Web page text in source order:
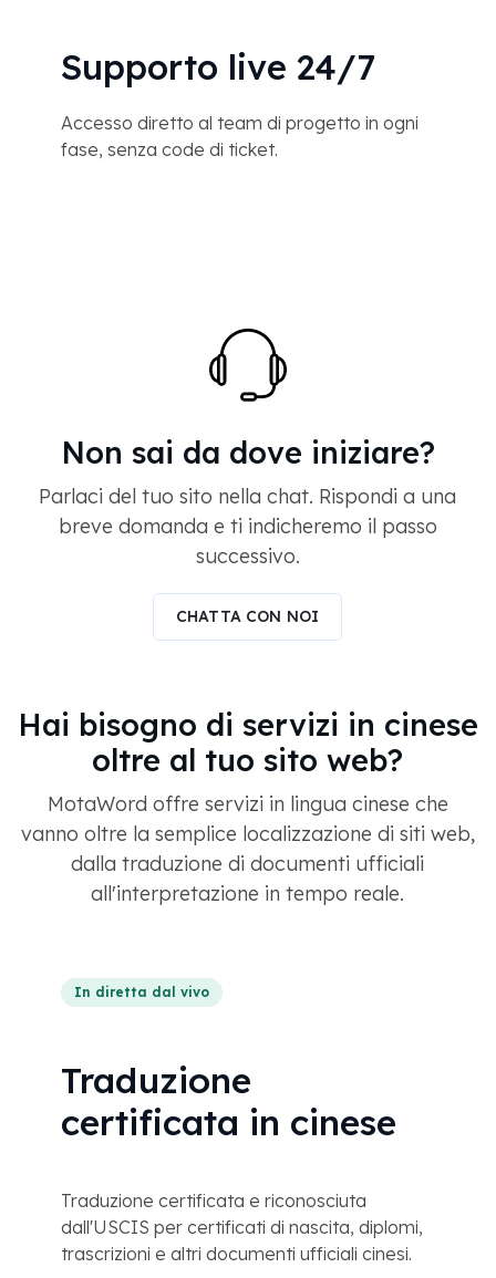
Supporto live 24/7
Accesso diretto al team di progetto in ogni
fase, senza code di ticket.
Non sai da dove iniziare?
Parlaci del tuo sito nella chat. Rispondi a una
breve domanda e ti indicheremo il passo
successivo.
CHATTA CON NOI
Hai bisogno di servizi in cinese
oltre al tuo sito web?
MotaWord offre servizi in lingua cinese che
vanno oltre la semplice localizzazione di siti web,
dalla traduzione di documenti ufficiali
all'interpretazione in tempo reale.
In diretta dal vivo
Traduzione
certificata in cinese
Traduzione certificata e riconosciuta
dall'USCIS per certificati di nascita, diplomi,
trascrizioni e altri documenti ufficiali cinesi.